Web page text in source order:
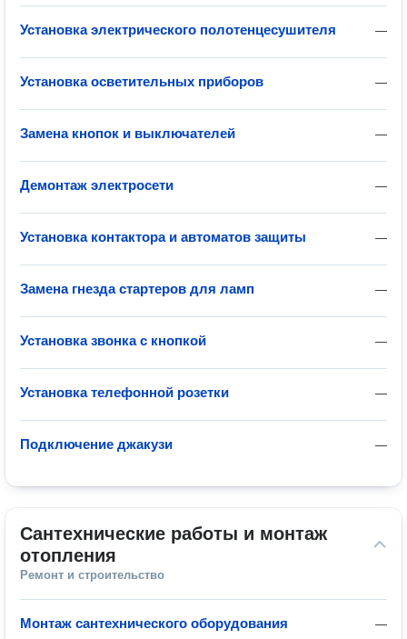
—
Установка электрического полотенцесушителя
—
Установка осветительных приборов
—
Замена кнопок и выключателей
—
Демонтаж электросети
—
Установка контактора и автоматов защиты
—
Замена гнезда стартеров для ламп
—
Установка звонка с кнопкой
—
Установка телефонной розетки
—
Подключение джакузи
Сантехнические работы и монтаж
отопления
Ремонт и строительство
—
Монтаж сантехнического оборудования